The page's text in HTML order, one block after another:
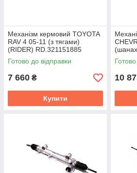
Механізм кермовий TOYOTA
RAV 4 05-11 (з тягами)
(RIDER) RD.321151885
Готово до відправки
7 660 ₴
Купити
10